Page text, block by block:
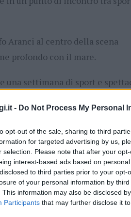
- Do Not Process My Personal
opt-out of the sale, sharing to third
for targeted advertising by us,
selection. Please note that after your
interest-based ads based on
to third parties prior to your
of your personal information by
This information may also be disclosed
Participants that may further disclose it
Aranci al centro della scena
profondo con il mare.
una settimana di sport e
nazionali?
mesecliccandoqui
nella sezioneLogindal